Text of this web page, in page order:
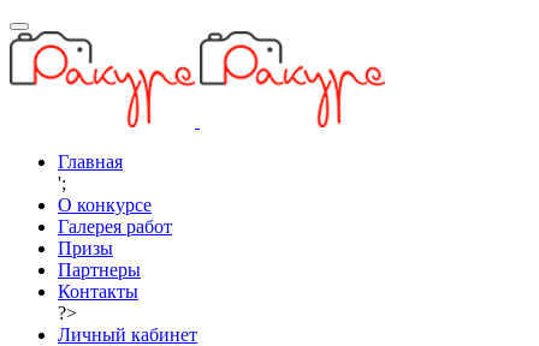
Главная
';
О конкурсе
Галерея работ
Призы
Партнеры
Контакты
?>
Личный кабинет